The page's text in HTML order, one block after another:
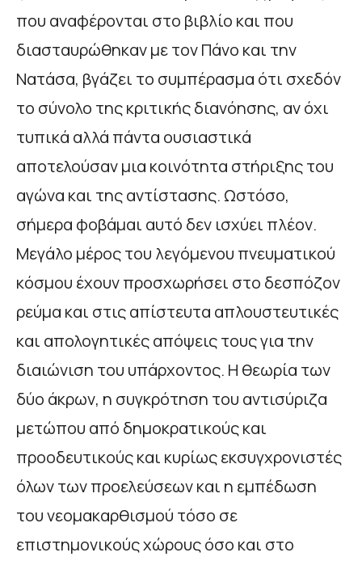
που αναφέρονται στο βιβλίο και που
διασταυρώθηκαν με τον Πάνο και την
Νατάσα, βγάζει το συμπέρασμα ότι σχεδόν
το σύνολο της κριτικής διανόησης, αν όχι
τυπικά αλλά πάντα ουσιαστικά
αποτελούσαν μια κοινότητα στήριξης του
αγώνα και της αντίστασης. Ωστόσο,
σήμερα φοβάμαι αυτό δεν ισχύει πλέον.
Μεγάλο μέρος του λεγόμενου πνευματικού
κόσμου έχουν προσχωρήσει στο δεσπόζον
ρεύμα και στις απίστευτα απλουστευτικές
και απολογητικές απόψεις τους για την
διαιώνιση του υπάρχοντος. Η θεωρία των
δύο άκρων, η συγκρότηση του αντισύριζα
μετώπου από δημοκρατικούς και
προοδευτικούς και κυρίως εκσυγχρονιστές
όλων των προελεύσεων και η εμπέδωση
του νεομακαρθισμού τόσο σε
επιστημονικούς χώρους όσο και στο